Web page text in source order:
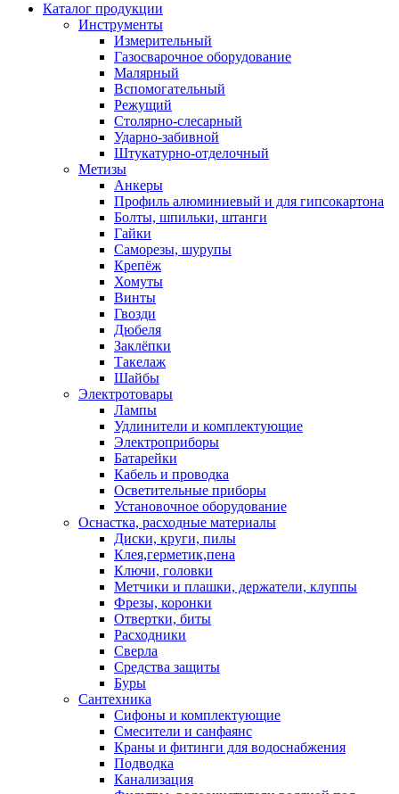
Каталог продукции
Инструменты
Измерительный
Газосварочное оборудование
Малярный
Вспомогательный
Режущий
Столярно-слесарный
Ударно-забивной
Штукатурно-отделочный
Метизы
Анкеры
Профиль алюминиевый и для гипсокартона
Болты, шпильки, штанги
Гайки
Саморезы, шурупы
Крепёж
Хомуты
Винты
Гвозди
Дюбеля
Заклёпки
Такелаж
Шайбы
Электротовары
Лампы
Удлинители и комплектующие
Электроприборы
Батарейки
Кабель и проводка
Осветительные приборы
Установочное оборудование
Оснастка, расходные материалы
Диски, круги, пилы
Клея,герметик,пена
Ключи, головки
Метчики и плашки, держатели, клуппы
Фрезы, коронки
Отвертки, биты
Расходники
Сверла
Средства защиты
Буры
Сантехника
Сифоны и комплектующие
Смесители и санфаянс
Краны и фитинги для водоснабжения
Подводка
Канализация